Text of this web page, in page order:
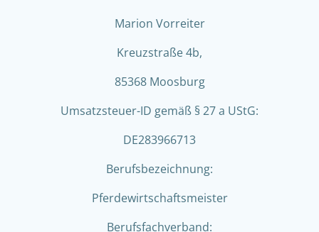
Marion Vorreiter
Kreuzstraße 4b,
85368 Moosburg
Umsatzsteuer-ID gemäß § 27 a UStG:
DE283966713
Berufsbezeichnung:
Pferdewirtschaftsmeister
Berufsfachverband: